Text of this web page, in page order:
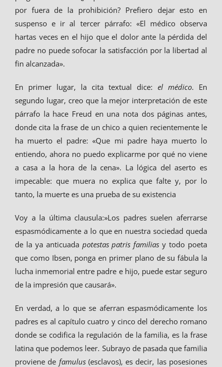
por fuera de la prohibición? Prefiero dejar esto en
suspenso e ir al tercer párrafo: «El médico observa
hartas veces en el hijo que el dolor ante la pérdida del
padre no puede sofocar la satisfacción por la libertad al
fin alcanzada».
En primer lugar, la cita textual dice:el médico. En
segundo lugar, creo que la mejor interpretación de este
párrafo la hace Freud en una nota dos páginas antes,
donde cita la frase de un chico a quien recientemente le
ha muerto el padre: «Que mi padre haya muerto lo
entiendo, ahora no puedo explicarme por qué no viene
a casa a la hora de la cena». La lógica del aserto es
impecable: que muera no explica que falte y, por lo
tanto, la muerte es una prueba de su existencia
Voy a la última clausula:»Los padres suelen aferrarse
espasmódicamente a lo que en nuestra sociedad queda
de la ya anticuada potestas patris familias y todo poeta
que como Ibsen, ponga en primer plano de su fábula la
lucha inmemorial entre padre e hijo, puede estar seguro
de la impresión que causará».
En verdad, a lo que se aferran espasmódicamente los
padres es al capítulo cuatro y cinco del derecho romano
donde se codifica la regulación de la familia, es la frase
latina que podemos leer. Subrayo de pasada que familia
proviene de famulus(esclavos), es decir, las posesiones